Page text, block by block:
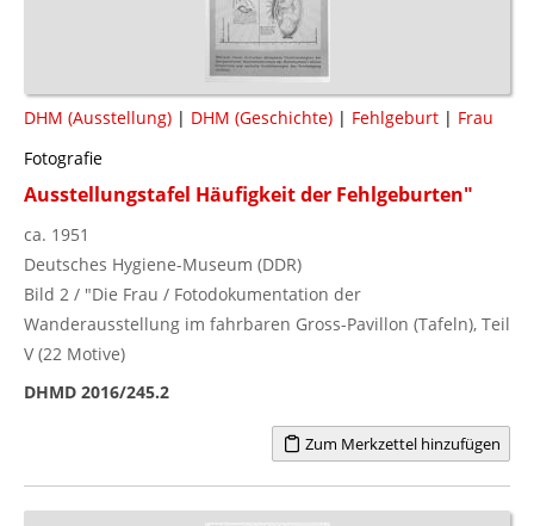
DHM (Ausstellung) | DHM (Geschichte) | Fehlgeburt | Frau
Fotografie
Ausstellungstafel Häufigkeit der Fehlgeburten"
ca. 1951
Deutsches Hygiene-Museum (DDR)
Bild 2 / "Die Frau / Fotodokumentation der
Wanderausstellung im fahrbaren Gross-Pavillon (Tafeln), Teil
V (22 Motive)
DHMD 2016/245.2
Zum Merkzettel hinzufügen